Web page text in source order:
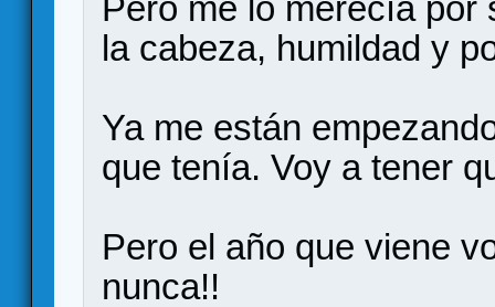
Pero me lo merecía por
la cabeza, humildad y
Ya me están
que tenía. Voy a tener
Pero el año que viene
nunca!!